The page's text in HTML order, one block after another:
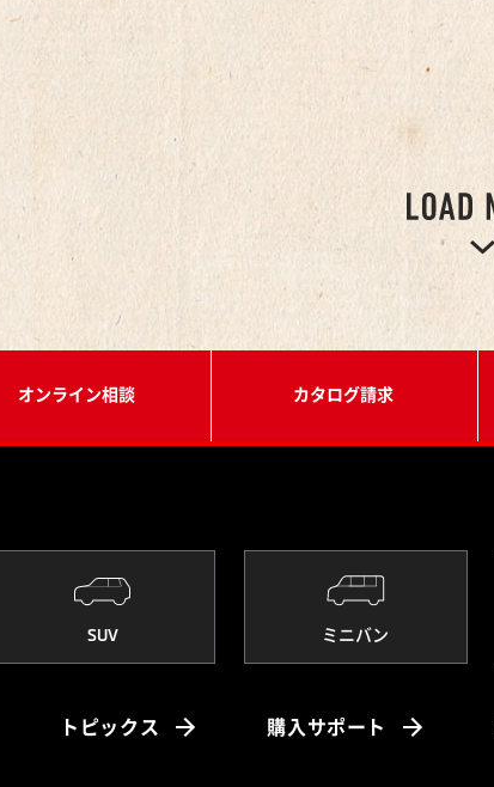
オンライン相談 カタログ請求
SUV ミニバン
トピックス 購入サポート